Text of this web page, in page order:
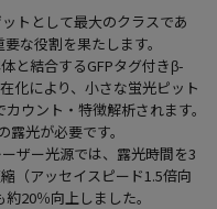
トとして最大のクラスであ
な役割を果たします。
と結合するGFPタグ付きβ-
化により、小さな蛍光ピット
ウント・特徴解析されます。
光が必要です。
ザー光源では、露光時間を3
（アッセイスピード1.5倍向
20％向上しました。